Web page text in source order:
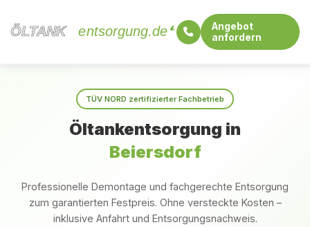
ÖLTANK
ÖLTANK entsorgung.de
Angebot
anfordern
TÜV NORD zertifizierter Fachbetrieb
Öltankentsorgung in
Beiersdorf
Professionelle Demontage und fachgerechte Entsorgung
zum garantierten Festpreis. Ohne versteckte Kosten –
inklusive Anfahrt und Entsorgungsnachweis.